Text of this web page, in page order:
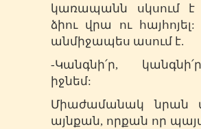
կառապանն սկսում է
ձիու վրա ու
անմիջապես ասում է.
-Կանգնի՛ր,
իջնեմ:
Միաժամանակ նրան
այնքան, որքան որ